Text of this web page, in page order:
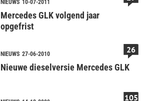
NIEUWS 10-07-2011
Mercedes GLK volgend jaar
opgefrist
NIEUWS 27-06-2010
Nieuwe dieselversie Mercedes GLK
26
105